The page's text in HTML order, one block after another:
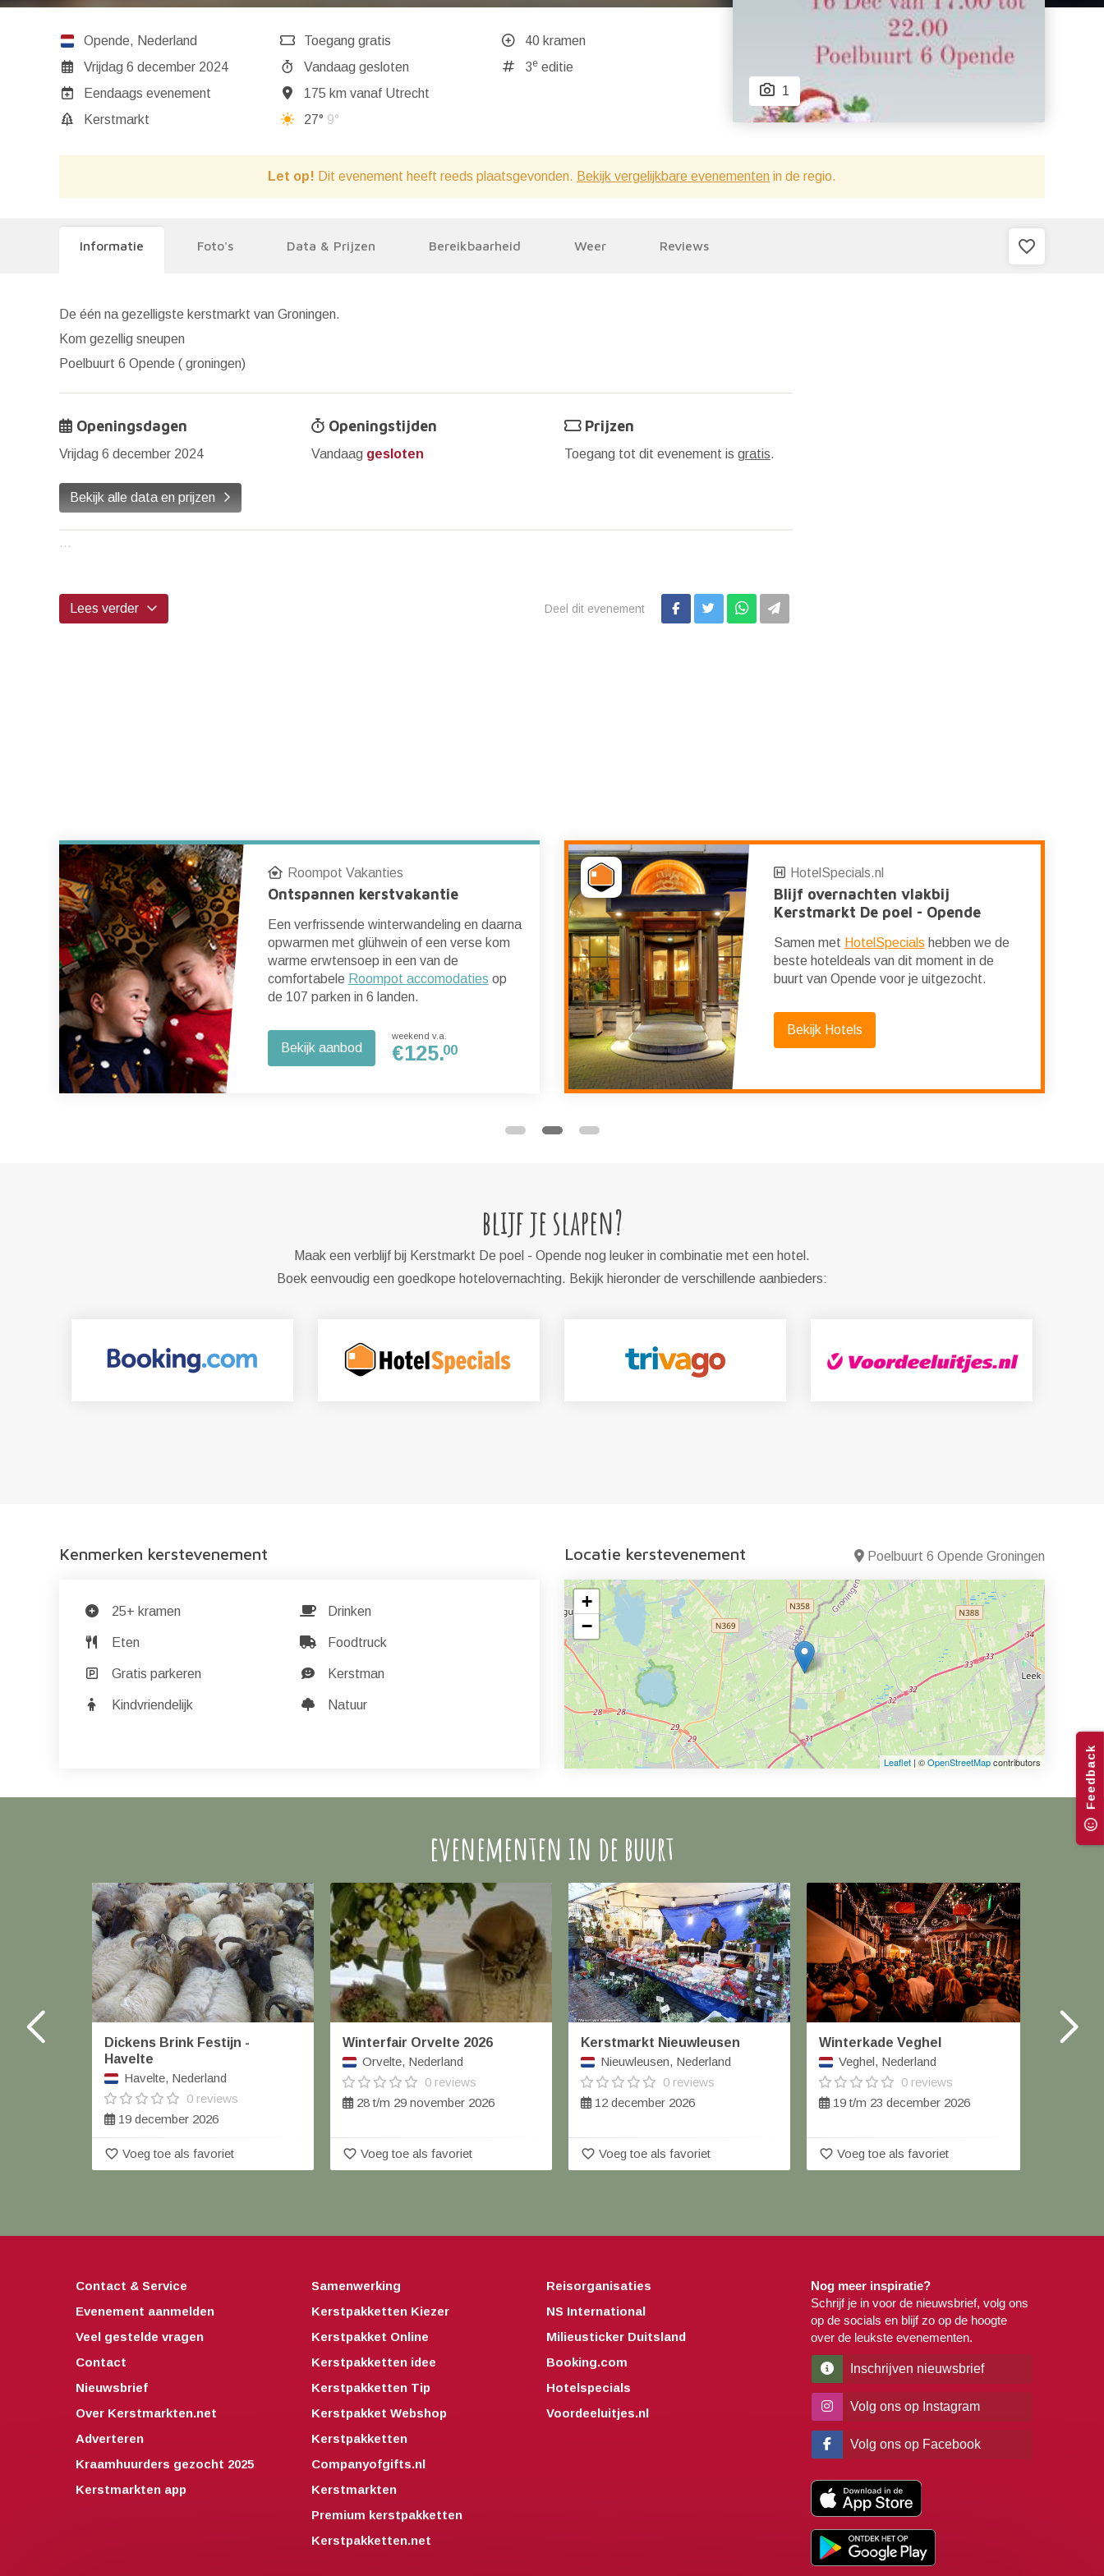
Opende, Nederland
Vrijdag 6 december 2024
Eendaags evenement
Kerstmarkt
Toegang gratis
Vandaag gesloten
175 km vanaf Utrecht
27° 9°
40 kramen
3eeditie
1
Let op! Dit evenement heeft reeds plaatsgevonden. Bekijk vergelijkbare evenementen in de regio.
Informatie Foto's Data & Prijzen Bereikbaarheid Weer Reviews favorite_border
De één na gezelligste kerstmarkt van Groningen.
Kom gezellig sneupen
Poelbuurt 6 Opende ( groningen)
Openingsdagen
Vrijdag 6 december 2024
Openingstijden
Vandaag gesloten
Prijzen
Toegang tot dit evenement is gratis.
Bekijk alle data en prijzen
...
Lees verder Deel dit evenement
Roompot Vakanties
Ontspannen kerstvakantie
Een verfrissende winterwandeling en daarna
opwarmen met glühwein of een verse kom
warme erwtensoep in een van de
comfortabele Roompot accomodaties op
de 107 parken in 6 landen.
Bekijk aanbod
weekend v.a.
€125.00
HotelSpecials.nl
Blijf overnachten vlakbij
Kerstmarkt De poel - Opende
Samen met HotelSpecials hebben we de
beste hoteldeals van dit moment in de
buurt van Opende voor je uitgezocht.
Bekijk Hotels
blijf je slapen?
Maak een verblijf bij Kerstmarkt De poel - Opende nog leuker in combinatie met een hotel.
Boek eenvoudig een goedkope hotelovernachting. Bekijk hieronder de verschillende aanbieders:
Kenmerken kerstevenement
25+ kramen Drinken
Eten Foodtruck
Gratis parkeren Kerstman
Kindvriendelijk Natuur
Locatie kerstevenement Poelbuurt 6 Opende Groningen
+
−
Leaflet | ©OpenStreetMapcontributors
evenementen in de buurt
Dickens Brink Festijn -
Havelte
Havelte, Nederland
0 reviews
19 december 2026
favorite_border Voeg toe als favoriet
Winterfair Orvelte 2026
Orvelte, Nederland
0 reviews
28 t/m 29 november 2026
favorite_border Voeg toe als favoriet
Kerstmarkt Nieuwleusen
Nieuwleusen, Nederland
0 reviews
12 december 2026
favorite_border Voeg toe als favoriet
Winterkade Veghel
Veghel, Nederland
0 reviews
19 t/m 23 december 2026
favorite_border Voeg toe als favoriet
Contact & Service
Evenement aanmelden
Veel gestelde vragen
Contact
Nieuwsbrief
Over Kerstmarkten.net
Adverteren
Kraamhuurders gezocht 2025
Kerstmarkten app
Samenwerking
Kerstpakketten Kiezer
Kerstpakket Online
Kerstpakketten idee
Kerstpakketten Tip
Kerstpakket Webshop
Kerstpakketten
Companyofgifts.nl
Kerstmarkten
Premium kerstpakketten
Kerstpakketten.net
Reisorganisaties
NS International
Milieusticker Duitsland
Booking.com
Hotelspecials
Voordeeluitjes.nl
Nog meer inspiratie?
Schrijf je in voor de nieuwsbrief, volg ons
op de socials en blijf zo op de hoogte
over de leukste evenementen.
Inschrijven nieuwsbrief
Volg ons op Instagram
Volg ons op Facebook
Feedback